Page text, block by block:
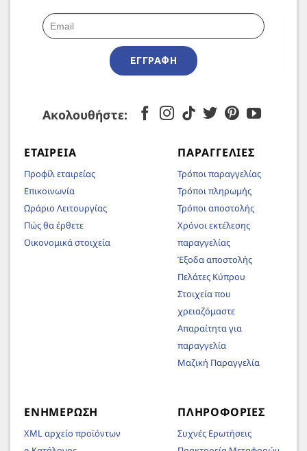
ΕΓΓΡΑΦΉ
Ακολουθήστε:
ΕΤΑΙΡΕΊΑ
Προφίλ εταιρείας
Επικοινωνία
Ωράριο Λειτουργίας
Πώς θα έρθετε
Οικονομικά στοιχεία
ΠΑΡΑΓΓΕΛΊΕΣ
Τρόποι παραγγελίας
Τρόποι πληρωμής
Τρόποι αποστολής
Χρόνοι εκτέλεσης
παραγγελίας
Έξοδα αποστολής
Πελάτες Κύπρου
Στοιχεία που
χρειαζόμαστε
Απαραίτητα για
παραγγελία
Μαζική Παραγγελία
ΕΝΗΜΈΡΩΣΗ
XML αρχείο προϊόντων
ΠΛΗΡΟΦΟΡΊΕΣ
Συχνές Ερωτήσεις